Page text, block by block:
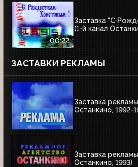
00:22
Заставка "С
(1-й канал
ЗАСТАВКИ РЕКЛАМЫ
Заставка
Останкино, 1992-
Заставка
Останкино, 1993)